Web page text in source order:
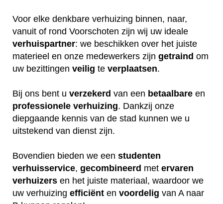
Voor elke denkbare verhuizing binnen, naar,
vanuit of rond Voorschoten zijn wij uw ideale
verhuispartner: we beschikken over het juiste
materieel en onze medewerkers zijn getraind om
uw bezittingen veilig te verplaatsen.
Bij ons bent u verzekerd van een betaalbare en
professionele verhuizing. Dankzij onze
diepgaande kennis van de stad kunnen we u
uitstekend van dienst zijn.
Bovendien bieden we een studenten
verhuisservice, gecombineerd met ervaren
verhuizers en het juiste materiaal, waardoor we
uw verhuizing efficiënt en voordelig van A naar